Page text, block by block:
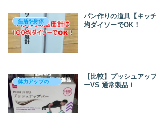
生活や身体
パン作りの道具【キッ
均ダイソーでOK！
【比較】プッシュアッ
ーVS 通常製品！